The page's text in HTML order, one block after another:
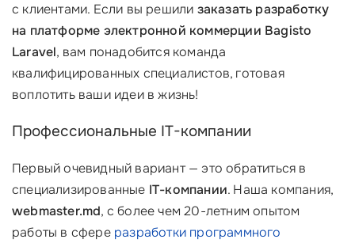
с клиентами. Если вы решили заказать разработку
на платформе электронной коммерции Bagisto
Laravel, вам понадобится команда
квалифицированных специалистов, готовая
воплотить ваши идеи в жизнь!
Профессиональные IT-компании
Первый очевидный вариант — это обратиться в
специализированные IT-компании. Наша компания,
webmaster.md, с более чем 20-летним опытом
работы в сфере разработки программного